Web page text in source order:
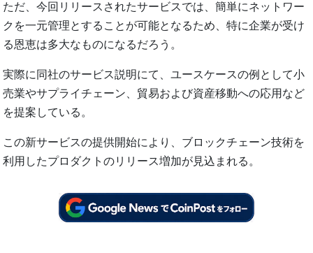
ただ、今回リリースされたサービスでは、簡単にネットワー
クを一元管理とすることが可能となるため、特に企業が受け
る恩恵は多大なものになるだろう。
実際に同社のサービス説明にて、ユースケースの例として小
売業やサプライチェーン、貿易および資産移動への応用など
を提案している。
この新サービスの提供開始により、ブロックチェーン技術を
利用したプロダクトのリリース増加が見込まれる。